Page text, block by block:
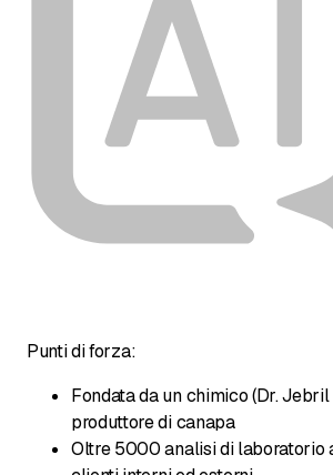
Punti di forza:
Fondata da un chimico (Dr. Jebril
produttore di canapa
Oltre 5000 analisi di laboratorio